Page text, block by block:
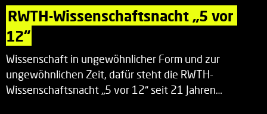
RWTH-Wissenschaftsnacht „5 vor
12“
Wissenschaft in ungewöhnlicher Form und zur
ungewöhnlichen Zeit, dafür steht die RWTH-
Wissenschaftsnacht „5 vor 12“ seit 21 Jahren…